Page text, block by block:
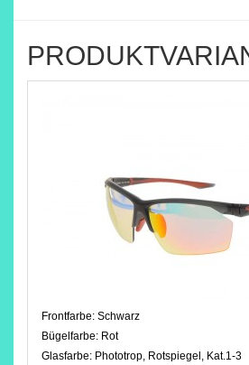
Frontfarbe: Schwarz
Bügelfarbe: Rot
Glasfarbe: Phototrop, Rotspiegel, Kat.1-3